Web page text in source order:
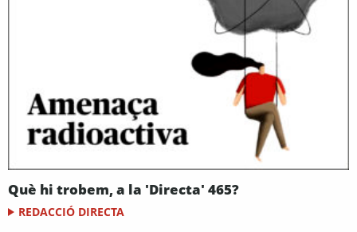
Què hi trobem, a la 'Directa' 465?
REDACCIÓ DIRECTA